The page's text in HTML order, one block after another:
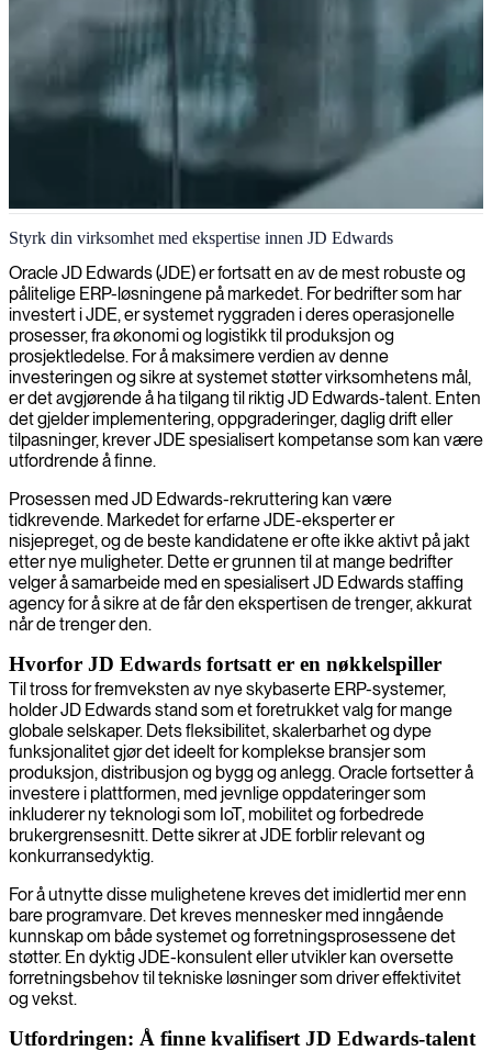
JD Edwards ERP-rådgivning
Vi kobler virksomheten din med erfarne JD Edwards konsulenter
som optimaliserer dine ERP-løsninger og effektiviserer drift for
bærekraftig vekst.
Styrk din virksomhet med ekspertise innen JD Edwards
Oracle JD Edwards (JDE) er fortsatt en av de mest robuste og
pålitelige ERP-løsningene på markedet. For bedrifter som har
investert i JDE, er systemet ryggraden i deres operasjonelle
prosesser, fra økonomi og logistikk til produksjon og
prosjektledelse. For å maksimere verdien av denne
investeringen og sikre at systemet støtter virksomhetens mål,
er det avgjørende å ha tilgang til riktig JD Edwards-talent. Enten
det gjelder implementering, oppgraderinger, daglig drift eller
tilpasninger, krever JDE spesialisert kompetanse som kan være
utfordrende å finne.
Prosessen med JD Edwards-rekruttering kan være
tidkrevende. Markedet for erfarne JDE-eksperter er
nisjepreget, og de beste kandidatene er ofte ikke aktivt på jakt
etter nye muligheter. Dette er grunnen til at mange bedrifter
velger å samarbeide med en spesialisert JD Edwards staffing
agency for å sikre at de får den ekspertisen de trenger, akkurat
når de trenger den.
Hvorfor JD Edwards fortsatt er en nøkkelspiller
Til tross for fremveksten av nye skybaserte ERP-systemer,
holder JD Edwards stand som et foretrukket valg for mange
globale selskaper. Dets fleksibilitet, skalerbarhet og dype
funksjonalitet gjør det ideelt for komplekse bransjer som
produksjon, distribusjon og bygg og anlegg. Oracle fortsetter å
investere i plattformen, med jevnlige oppdateringer som
inkluderer ny teknologi som IoT, mobilitet og forbedrede
brukergrensesnitt. Dette sikrer at JDE forblir relevant og
konkurransedyktig.
For å utnytte disse mulighetene kreves det imidlertid mer enn
bare programvare. Det kreves mennesker med inngående
kunnskap om både systemet og forretningsprosessene det
støtter. En dyktig JDE-konsulent eller utvikler kan oversette
forretningsbehov til tekniske løsninger som driver effektivitet
og vekst.
Utfordringen: Å finne kvalifisert JD Edwards-talent